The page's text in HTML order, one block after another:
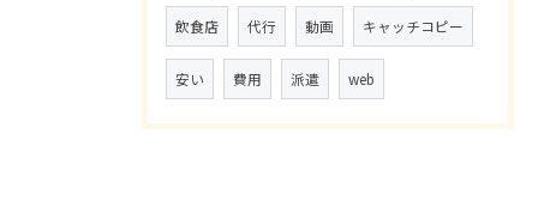
飲食店 代行 動画 キャッチコピー
安い 費用 派遣 web